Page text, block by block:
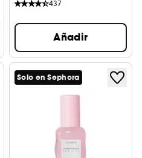
437
Añadir
Solo en Sephora